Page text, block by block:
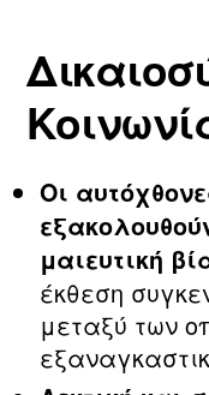
Οι
μαιευτική
έκθεση
μεταξύ των